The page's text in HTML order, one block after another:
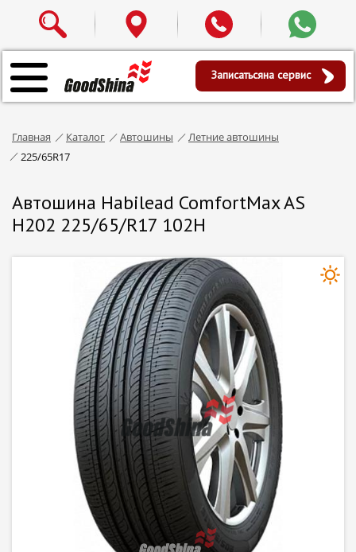
Записатьсяна сервис
Главная Каталог Автошины
Летние автошины
225/65R17
Автошина Habilead ComfortMax AS
H202 225/65/R17 102H